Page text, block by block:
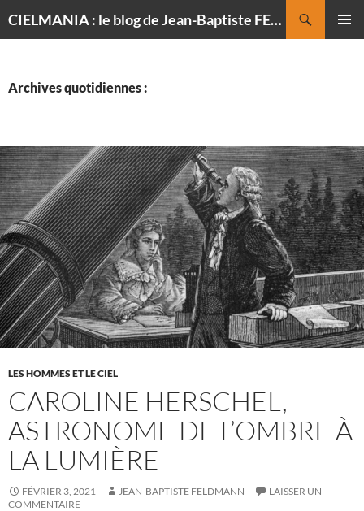
CIELMANIA : le blog de Jean-Baptiste FELDMANN, photographe du ciel
Archives quotidiennes :
LES HOMMES ET LE CIEL
CAROLINE HERSCHEL,
ASTRONOME DE L’OMBRE À
LA LUMIÈRE
FÉVRIER 3, 2021 JEAN-BAPTISTE FELDMANN
LAISSER UN
COMMENTAIRE